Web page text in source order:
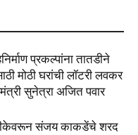
प्रकल्पांना तातडीने
मोठी घरांची लॉटरी लवकर
सुनेत्रा अजित पवार
टीकेवरून संजय काकडेंचे शरद